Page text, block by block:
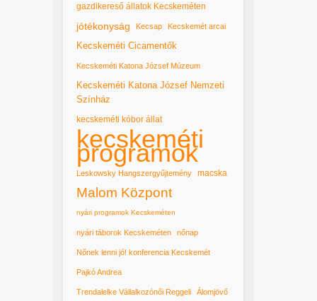
gazdikereső állatok Kecskeméten
jótékonyság Kecsap Kecskemét arcai
Kecskeméti Cicamentők
Kecskeméti Katona József Múzeum
Kecskeméti Katona József Nemzeti
Színház
kecskeméti kóbor állat
kecskeméti
programok
Leskowsky Hangszergyűjtemény macska
Malom Központ
nyári programok Kecskeméten
nyári táborok Kecskeméten nőnap
Nőnek lenni jó! konferencia Kecskemét
Pajkó Andrea
Trendalelke Vállalkozónői Reggeli Álomjövő